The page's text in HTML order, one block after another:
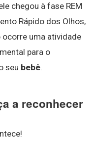
chegou à fase REM
Rápido dos Olhos,
uma atividade
para o
seu bebê.
a reconhecer